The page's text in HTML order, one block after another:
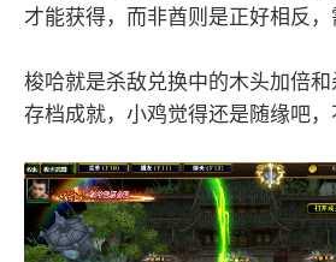
才能获得，而非酋则是正好相反，
梭哈就是杀敌兑换中的木头加倍
存档成就，小鸡觉得还是随缘吧，